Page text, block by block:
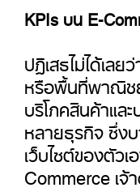
KPIs บน E-
ปฏิเสธไม่ได้เล
หรือพื้นที่พาณิช
บริโภคสินค้าแล
หลายธุรกิจ ซึ่ง
เว็บไซต์ของตัว
Commerce เจ้